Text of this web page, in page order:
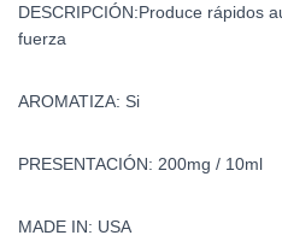
DESCRIPCIÓN:Produce rápidos
fuerza
AROMATIZA: Si
PRESENTACIÓN: 200mg / 10ml
MADE IN: USA